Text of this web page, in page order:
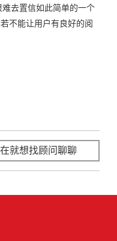
去置信如此简单的一个
不能让用户有良好的阅
就想找顾问聊聊